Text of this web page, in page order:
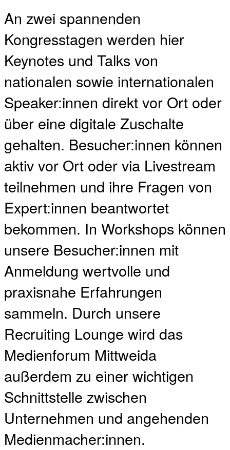
An zwei spannenden
Kongresstagen werden hier
Keynotes und Talks von
nationalen sowie internationalen
Speaker:innen direkt vor Ort oder
über eine digitale Zuschalte
gehalten. Besucher:innen können
aktiv vor Ort oder via Livestream
teilnehmen und ihre Fragen von
Expert:innen beantwortet
bekommen. In Workshops können
unsere Besucher:innen mit
Anmeldung wertvolle und
praxisnahe Erfahrungen
sammeln. Durch unsere
Recruiting Lounge wird das
Medienforum Mittweida
außerdem zu einer wichtigen
Schnittstelle zwischen
Unternehmen und angehenden
Medienmacher:innen.